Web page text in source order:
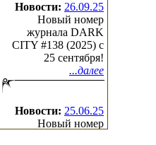
Новости: 26.09.25
Новый номер
журнала DARK
CITY #138 (2025) c
25 сентября!
...далее
Новости: 25.06.25
Новый номер